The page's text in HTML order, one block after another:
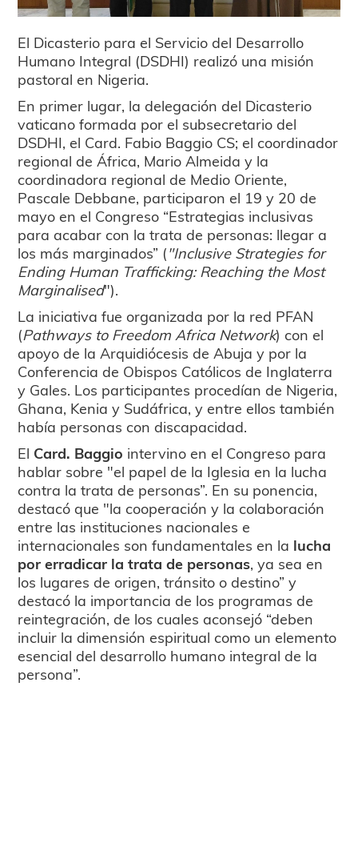
El Dicasterio para el Servicio del Desarrollo
Humano Integral (DSDHI) realizó una misión
pastoral en Nigeria.
En primer lugar, la delegación del Dicasterio
vaticano formada por el subsecretario del
DSDHI, el Card. Fabio Baggio CS; el coordinador
regional de África, Mario Almeida y la
coordinadora regional de Medio Oriente,
Pascale Debbane, participaron el 19 y 20 de
mayo en el Congreso “Estrategias inclusivas
para acabar con la trata de personas: llegar a
los más marginados” ("Inclusive Strategies for
Ending Human Trafficking: Reaching the Most
Marginalised").
La iniciativa fue organizada por la red PFAN
(Pathways to Freedom Africa Network) con el
apoyo de la Arquidiócesis de Abuja y por la
Conferencia de Obispos Católicos de Inglaterra
y Gales. Los participantes procedían de Nigeria,
Ghana, Kenia y Sudáfrica, y entre ellos también
había personas con discapacidad.
El Card. Baggio intervino en el Congreso para
hablar sobre "el papel de la Iglesia en la lucha
contra la trata de personas”. En su ponencia,
destacó que "la cooperación y la colaboración
entre las instituciones nacionales e
internacionales son fundamentales en la lucha
por erradicar la trata de personas, ya sea en
los lugares de origen, tránsito o destino” y
destacó la importancia de los programas de
reintegración, de los cuales aconsejó “deben
incluir la dimensión espiritual como un elemento
esencial del desarrollo humano integral de la
persona”.